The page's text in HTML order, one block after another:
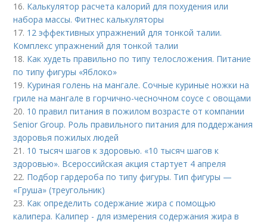
16. Калькулятор расчета калорий для похудения или
набора массы. Фитнес калькуляторы
17. 12 эффективных упражнений для тонкой талии.
Комплекс упражнений для тонкой талии
18. Как худеть правильно по типу телосложения. Питание
по типу фигуры «Яблоко»
19. Куриная голень на мангале. Сочные куриные ножки на
гриле на мангале в горчично-чесночном соусе с овощами
20. 10 правил питания в пожилом возрасте от компании
Senior Group. Роль правильного питания для поддержания
здоровья пожилых людей
21. 10 тысяч шагов к здоровью. «10 тысяч шагов к
здоровью». Всероссийская акция стартует 4 апреля
22. Подбор гардероба по типу фигуры. Тип фигуры —
«Груша» (треугольник)
23. Как определить содержание жира с помощью
калипера. Калипер - для измерения содержания жира в